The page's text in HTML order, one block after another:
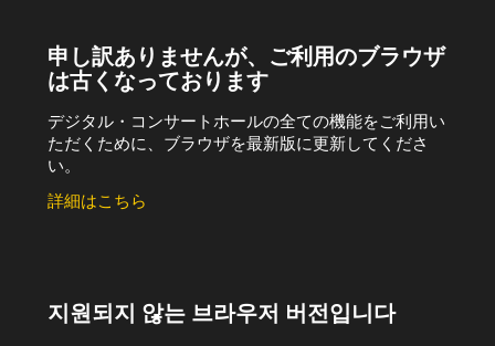
申し訳ありませんが、ご利用のブラウザ
は古くなっております
デジタル・コンサートホールの全ての機能をご利用い
ただくために、ブラウザを最新版に更新してくださ
い。
詳細はこちら
지원되지 않는 브라우저 버전입니다